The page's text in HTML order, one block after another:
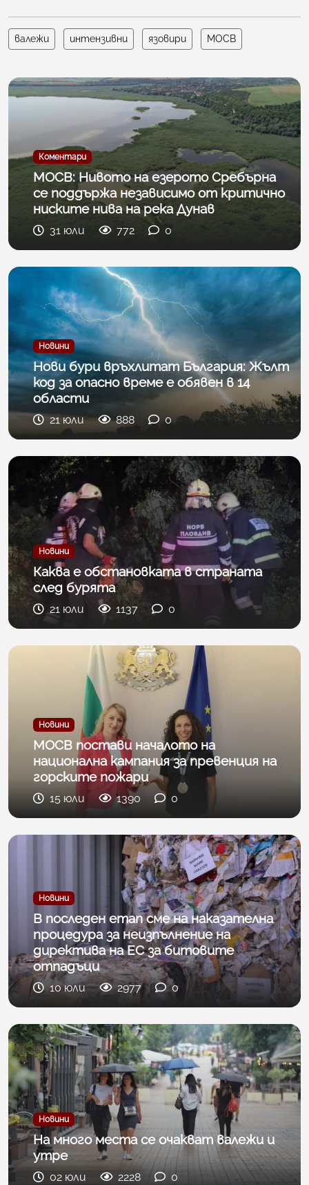
валежи интензивни язовири МОСВ
Коментари
МОСВ: Нивото на езерото Сребърна
се поддържа независимо от критично
ниските нива на река Дунав
31 юли 772 0
Новини
Нови бури връхлитат България: Жълт
код за опасно време е обявен в 14
области
21 юли 888 0
Новини
Каква е обстановката в страната
след бурята
21 юли 1137 0
Новини
МОСВ постави началото на
национална кампания за превенция на
горските пожари
15 юли 1390 0
Новини
В последен етап сме на наказателна
процедура за неизпълнение на
директива на ЕС за битовите
отпадъци
10 юли 2977 0
Новини
На много места се очакват валежи и
утре
02 юли 2228 0